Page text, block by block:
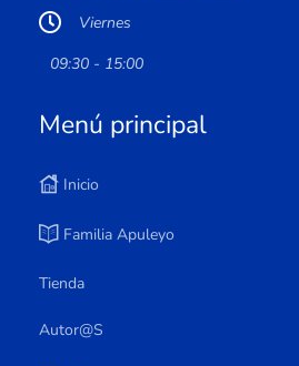
Viernes
09:30 - 15:00
Menú principal
Inicio
Familia Apuleyo
Tienda
Autor@s